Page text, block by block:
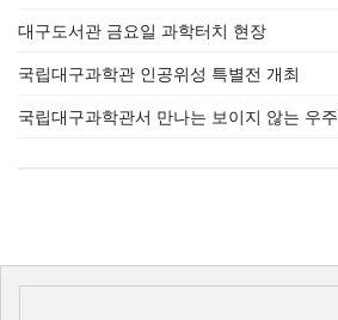
대구도서관 금요일 과학터치 현장
국립대구과학관 인공위성 특별전 개최
국립대구과학관서 만나는 보이지 않는 우주